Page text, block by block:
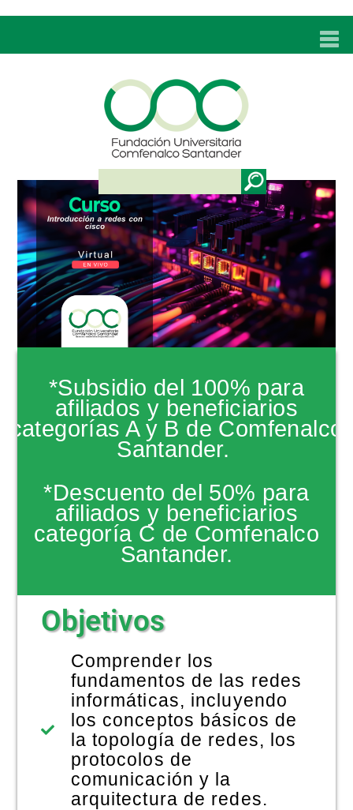
UNC
ADMISIONES
PROGRAMAS
TÉCNICOS LABORALES
BIENESTAR
BIBLIOTECA
INVESTIGACIONES
EDUCACIÓN CONTINUA
NOTICIAS
*Subsidio del 100% para
afiliados y beneficiarios
categorías A y B de Comfenalco
Santander.
*Descuento del 50% para
afiliados y beneficiarios
categoría C de Comfenalco
Santander.
Objetivos
Comprender los
fundamentos de las redes
informáticas, incluyendo
los conceptos básicos de
la topología de redes, los
protocolos de
comunicación y la
arquitectura de redes.